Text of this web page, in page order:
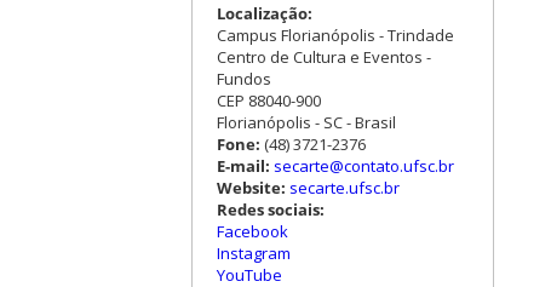
Localização:
Campus Florianópolis - Trindade
Centro de Cultura e Eventos -
Fundos
CEP 88040-900
Florianópolis - SC - Brasil
Fone: (48) 3721-2376
E-mail: secarte@contato.ufsc.br
Website: secarte.ufsc.br
Redes sociais:
Facebook
Instagram
YouTube